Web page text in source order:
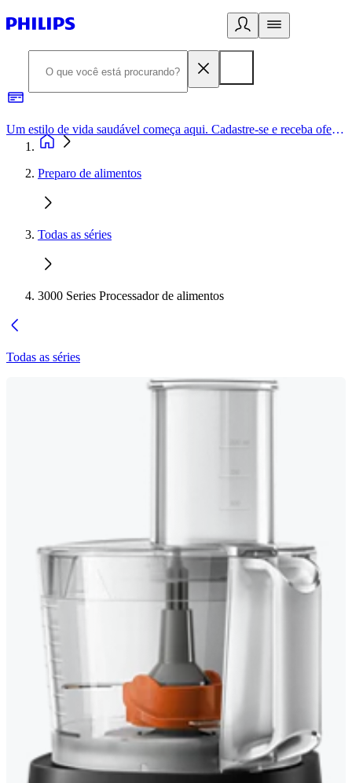
Um estilo de vida saudável começa aqui. Cadastre-se e receba ofertas exclusivas.
Preparo de alimentos
Todas as séries
3000 Series Processador de alimentos
Todas as séries